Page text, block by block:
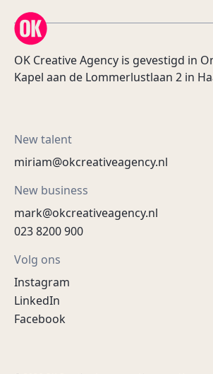
OK Creative Agency
OK Creative Agency is gevestigd in
Kapel aan de Lommerlustlaan 2 in
New talent
miriam@okcreativeagency.nl
New business
mark@okcreativeagency.nl
023 8200 900
Volg ons
Instagram
LinkedIn
Facebook